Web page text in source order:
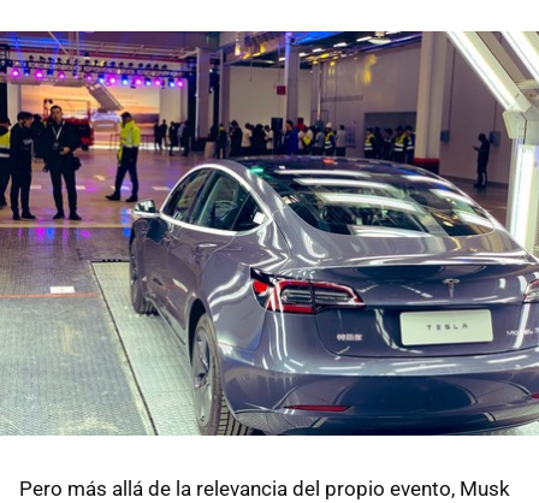
Pero más allá de la relevancia del propio evento, Musk